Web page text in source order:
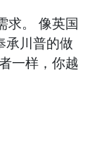
求。 像英国
承川普的做
一样，你越